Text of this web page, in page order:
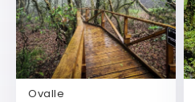
Ovalle